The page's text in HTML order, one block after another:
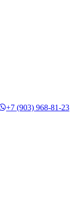
+7 (903) 968-81-23